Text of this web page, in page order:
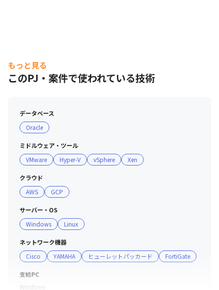
もっと見る
このPJ・案件で使われている技術
データベース
Oracle
ミドルウェア・ツール
VMware
Hyper-V vSphere Xen
クラウド
AWS
GCP
サーバー・OS
Windows
Linux
ネットワーク機器
Cisco
YAMAHA ヒューレットパッカード FortiGate
支給PC
Windows